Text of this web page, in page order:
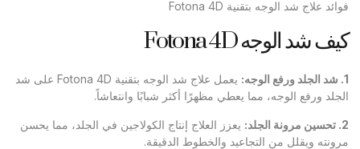
فوائد علاج شد الوجه بتقنية Fotona 4D
كيف شد الوجه Fotona 4D
1. شد الجلد ورفع الوجه:
يعمل علاج شد الوجه بتقنية Fotona 4D على شد
الجلد ورفع الوجه، مما يعطي مظهرًا أكثر شبابًا وانتعاشاً.
2. تحسين مرونة الجلد: يعزز العلاج إنتاج الكولاجين في الجلد، مما يحسن
مرونته ويقلل من التجاعيد والخطوط الدقيقة.